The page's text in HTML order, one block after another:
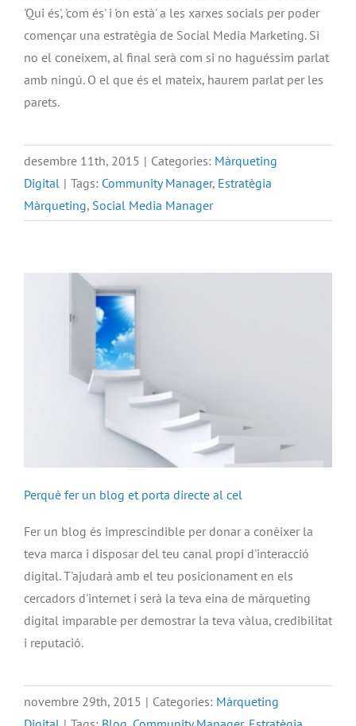
'Qui és', 'com és' i 'on està' a les xarxes socials per poder
començar una estratègia de Social Media Marketing. Si
no el coneixem, al final serà com si no haguéssim parlat
amb ningú. O el que és el mateix, haurem parlat per les
parets.
desembre 11th, 2015 | Categories: Màrqueting
Digital | Tags: Community Manager, Estratègia
Màrqueting, Social Media Manager
Perquè fer un blog et porta directe al cel
Fer un blog és imprescindible per donar a conèixer la
teva marca i disposar del teu canal propi d'interacció
digital. T'ajudarà amb el teu posicionament en els
cercadors d'internet i serà la teva eina de màrqueting
digital imparable per demostrar la teva vàlua, credibilitat
i reputació.
novembre 29th, 2015 | Categories: Màrqueting